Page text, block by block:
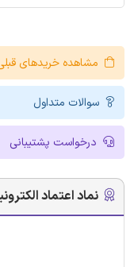
مشاهده خریدهای
سوالات متداول
درخواست پشتیبانی
نماد اعتماد